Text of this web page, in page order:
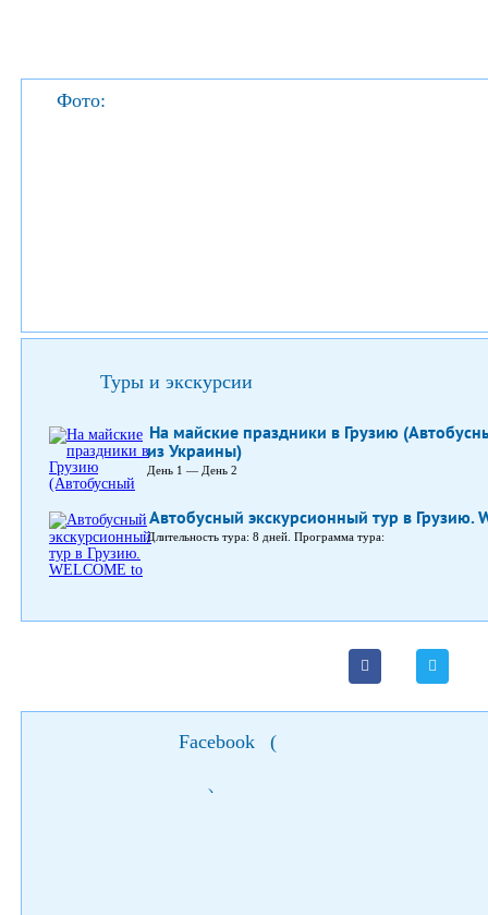
Фото:
Туры и экскурсии
На майские праздники в Грузию
из Украины)
День 1 — День 2
Автобусный экскурсионный тур в Грузию.
Длительность тура: 8 дней. Программа тура:
Facebook (
)